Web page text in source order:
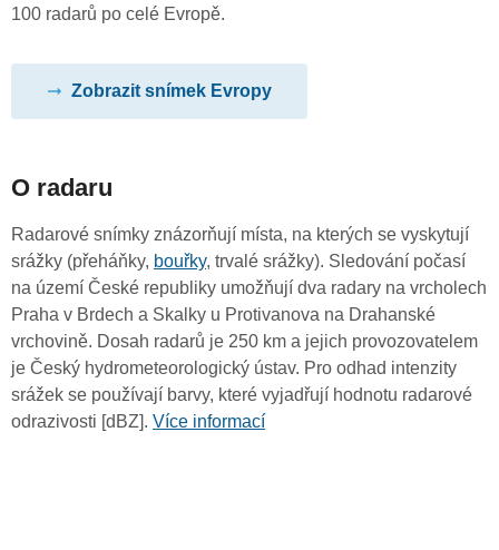
100 radarů po celé Evropě.
Zobrazit snímek Evropy
O radaru
Radarové snímky znázorňují místa, na kterých se vyskytují
srážky (přeháňky, bouřky, trvalé srážky). Sledování počasí
na území České republiky umožňují dva radary na vrcholech
Praha v Brdech a Skalky u Protivanova na Drahanské
vrchovině. Dosah radarů je 250 km a jejich provozovatelem
je Český hydrometeorologický ústav. Pro odhad intenzity
srážek se používají barvy, které vyjadřují hodnotu radarové
odrazivosti [dBZ]. Více informací